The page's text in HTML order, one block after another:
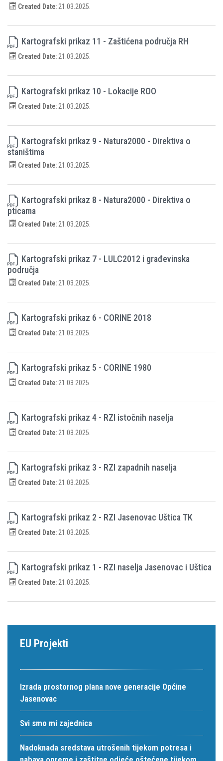
Created Date: 21.03.2025.
Kartografski prikaz 11 - Zaštićena područja RH
Created Date: 21.03.2025.
Kartografski prikaz 10 - Lokacije ROO
Created Date: 21.03.2025.
Kartografski prikaz 9 - Natura2000 - Direktiva o
staništima
Created Date: 21.03.2025.
Kartografski prikaz 8 - Natura2000 - Direktiva o
pticama
Created Date: 21.03.2025.
Kartografski prikaz 7 - LULC2012 i građevinska
područja
Created Date: 21.03.2025.
Kartografski prikaz 6 - CORINE 2018
Created Date: 21.03.2025.
Kartografski prikaz 5 - CORINE 1980
Created Date: 21.03.2025.
Kartografski prikaz 4 - RZI istočnih naselja
Created Date: 21.03.2025.
Kartografski prikaz 3 - RZI zapadnih naselja
Created Date: 21.03.2025.
Kartografski prikaz 2 - RZI Jasenovac Uštica TK
Created Date: 21.03.2025.
Kartografski prikaz 1 - RZI naselja Jasenovac i Uštica
Created Date: 21.03.2025.
EU Projekti
Izrada prostornog plana nove generacije Općine
Jasenovac
Svi smo mi zajednica
Nadoknada sredstava utrošenih tijekom potresa i